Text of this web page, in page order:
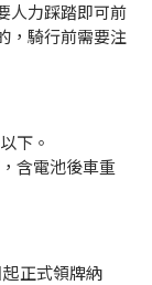
人力踩踏即可前
，騎行前需要注
下。
含電池後車重
正式領牌納